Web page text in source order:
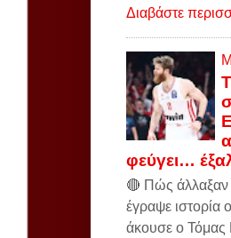
Διαβάστε
φεύγει…
🔴 Πώς άλλαξαν
έγραψε
άκουσε ο Τόμας